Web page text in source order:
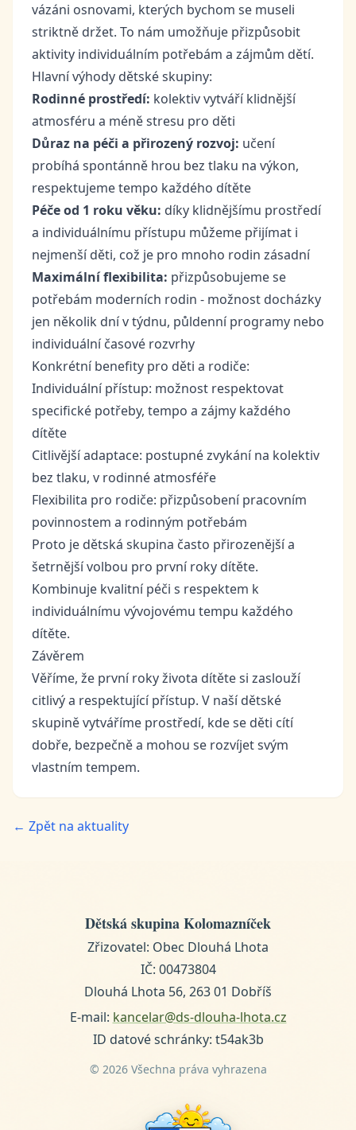
vázáni osnovami, kterých bychom se museli
striktně držet. To nám umožňuje přizpůsobit
aktivity individuálním potřebám a zájmům dětí.
Hlavní výhody dětské skupiny:
Rodinné prostředí: kolektiv vytváří klidnější
atmosféru a méně stresu pro děti
Důraz na péči a přirozený rozvoj: učení
probíhá spontánně hrou bez tlaku na výkon,
respektujeme tempo každého dítěte
Péče od 1 roku věku: díky klidnějšímu prostředí
a individuálnímu přístupu můžeme přijímat i
nejmenší děti, což je pro mnoho rodin zásadní
Maximální flexibilita: přizpůsobujeme se
potřebám moderních rodin - možnost docházky
jen několik dní v týdnu, půldenní programy nebo
individuální časové rozvrhy
Konkrétní benefity pro děti a rodiče:
Individuální přístup: možnost respektovat
specifické potřeby, tempo a zájmy každého
dítěte
Citlivější adaptace: postupné zvykání na kolektiv
bez tlaku, v rodinné atmosféře
Flexibilita pro rodiče: přizpůsobení pracovním
povinnostem a rodinným potřebám
Proto je dětská skupina často přirozenější a
šetrnější volbou pro první roky dítěte.
Kombinuje kvalitní péči s respektem k
individuálnímu vývojovému tempu každého
dítěte.
Závěrem
Věříme, že první roky života dítěte si zaslouží
citlivý a respektující přístup. V naší dětské
skupině vytváříme prostředí, kde se děti cítí
dobře, bezpečně a mohou se rozvíjet svým
vlastním tempem.
← Zpět na aktuality
Dětská skupina Kolomazníček
Zřizovatel: Obec Dlouhá Lhota
IČ: 00473804
Dlouhá Lhota 56, 263 01 Dobříš
E-mail: kancelar@ds-dlouha-lhota.cz
ID datové schránky: t54ak3b
© 2026 Všechna práva vyhrazena